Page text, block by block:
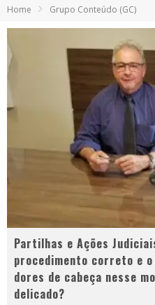
Home Grupo Conteúdo (GC)
Partilhas e Ações
procedimento correto e
dores de cabeça nesse
delicado?